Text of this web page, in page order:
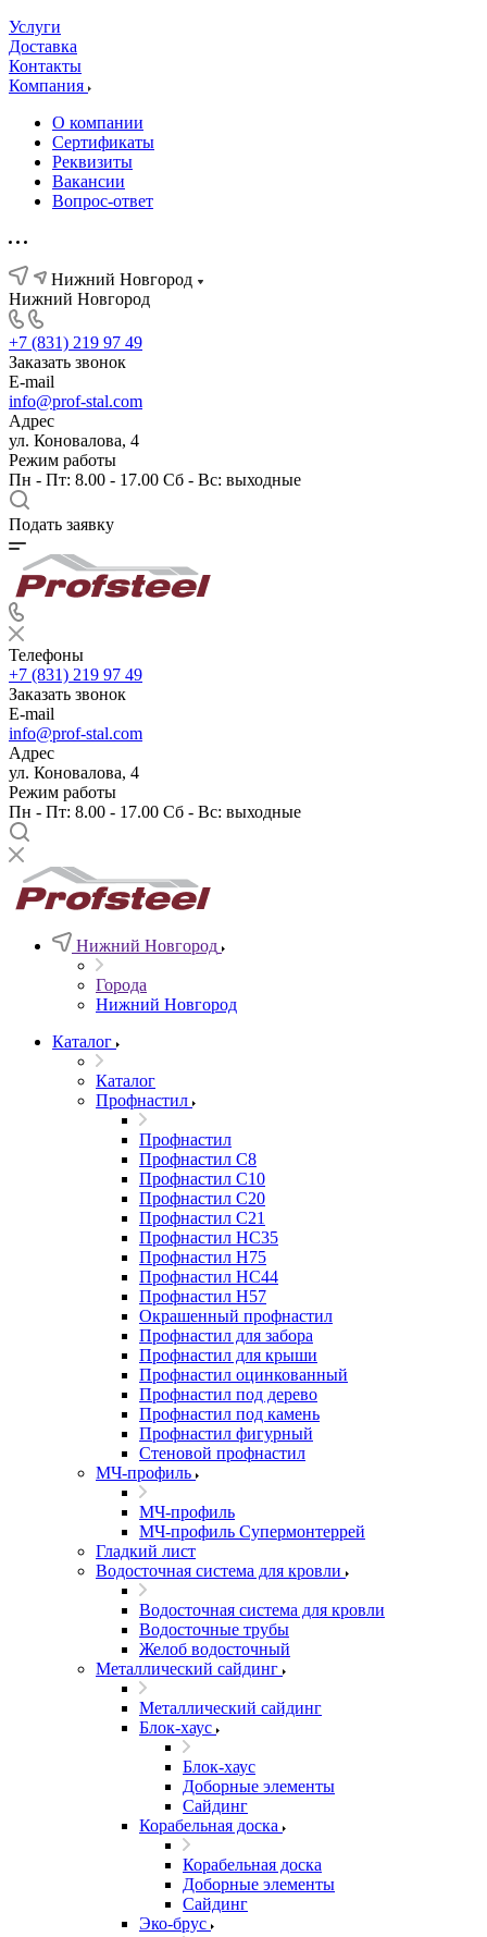
Услуги
Доставка
Контакты
Компания
О компании
Сертификаты
Реквизиты
Вакансии
Вопрос-ответ
Нижний Новгород
Нижний Новгород
+7 (831) 219 97 49
Заказать звонок
E-mail
info@prof-stal.com
Адрес
ул. Коновалова, 4
Режим работы
Пн - Пт: 8.00 - 17.00 Сб - Вс: выходные
Подать заявку
Телефоны
+7 (831) 219 97 49
Заказать звонок
E-mail
info@prof-stal.com
Адрес
ул. Коновалова, 4
Режим работы
Пн - Пт: 8.00 - 17.00 Сб - Вс: выходные
Нижний Новгород
Города
Нижний Новгород
Каталог
Каталог
Профнастил
Профнастил
Профнастил С8
Профнастил С10
Профнастил С20
Профнастил С21
Профнастил НС35
Профнастил Н75
Профнастил HC44
Профнастил Н57
Окрашенный профнастил
Профнастил для забора
Профнастил для крыши
Профнастил оцинкованный
Профнастил под дерево
Профнастил под камень
Профнастил фигурный
Стеновой профнастил
МЧ-профиль
МЧ-профиль
МЧ-профиль Супермонтеррей
Гладкий лист
Водосточная система для кровли
Водосточная система для кровли
Водосточные трубы
Желоб водосточный
Металлический сайдинг
Металлический сайдинг
Блок-хаус
Блок-хаус
Доборные элементы
Сайдинг
Корабельная доска
Корабельная доска
Доборные элементы
Сайдинг
Эко-брус